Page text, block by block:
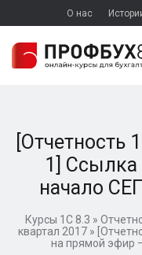
О нас
[Отчетность
1]
начало
Курсы 1С 8.3 »
квартал 2017 »
на прямой эфир